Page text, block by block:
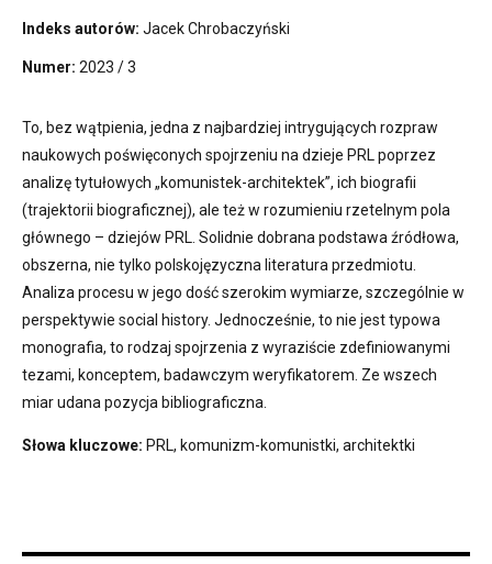
Indeks autorów: Jacek Chrobaczyński
Numer: 2023 / 3
To, bez wątpienia, jedna z najbardziej intrygujących rozpraw
naukowych poświęconych spojrzeniu na dzieje PRL poprzez
analizę tytułowych „komunistek-architektek”, ich biografii
(trajektorii biograficznej), ale też w rozumieniu rzetelnym pola
głównego – dziejów PRL. Solidnie dobrana podstawa źródłowa,
obszerna, nie tylko polskojęzyczna literatura przedmiotu.
Analiza procesu w jego dość szerokim wymiarze, szczególnie w
perspektywie social history. Jednocześnie, to nie jest typowa
monografia, to rodzaj spojrzenia z wyraziście zdefiniowanymi
tezami, konceptem, badawczym weryfikatorem. Ze wszech
miar udana pozycja bibliograficzna.
Słowa kluczowe: PRL, komunizm-komunistki, architektki